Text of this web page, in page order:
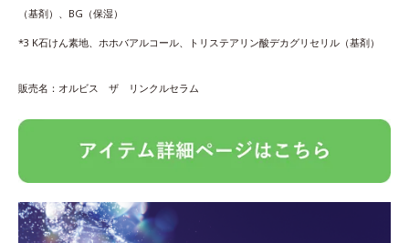
（基剤）、BG（保湿）
*3 K石けん素地、ホホバアルコール、トリステアリン酸デカグリセリル（基剤）
販売名：オルビス ザ リンクルセラム